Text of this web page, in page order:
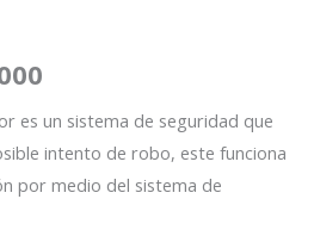
es un sistema de seguridad que
intento de robo, este funciona
por medio del sistema de